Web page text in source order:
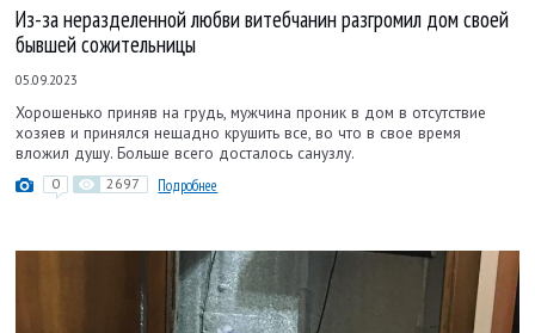
Из-за неразделенной любви витебчанин разгромил дом своей
бывшей сожительницы
05.09.2023
Хорошенько приняв на грудь, мужчина проник в дом в отсутствие
хозяев и принялся нещадно крушить все, во что в свое время
вложил душу. Больше всего досталось санузлу.
0 2697 Подробнее